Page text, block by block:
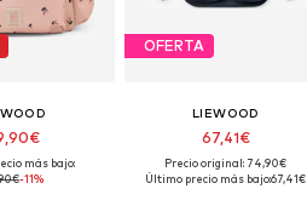
más bajo:
-11%
OFERTA
LIEWOOD
67,41€
Precio original: 74,90€
Último precio más bajo:67,41€